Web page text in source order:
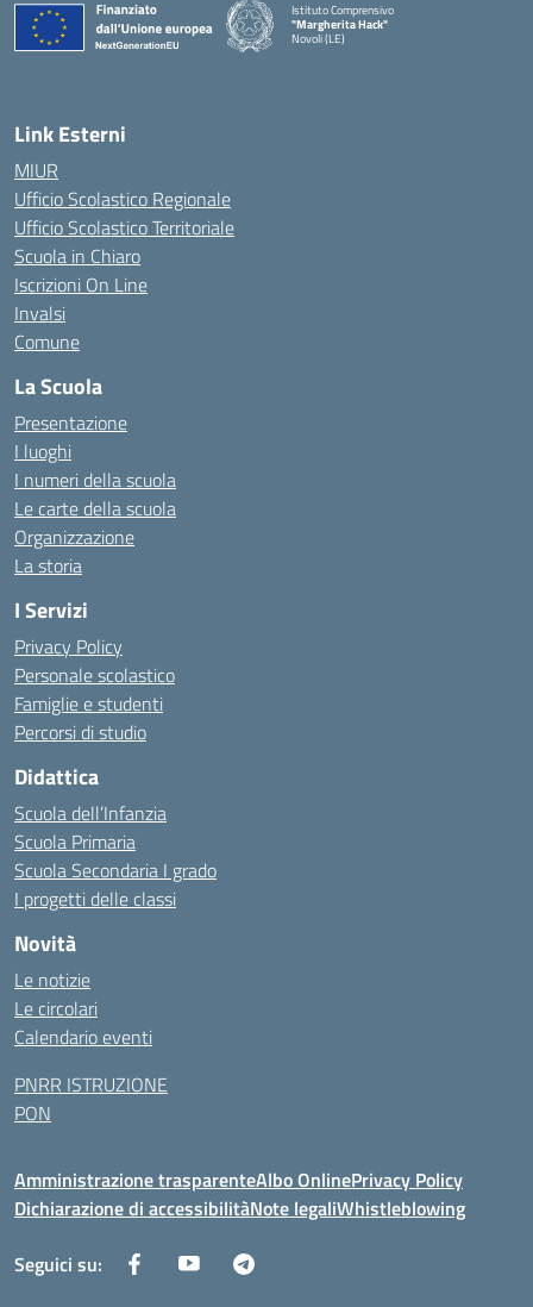
Istituto Comprensivo
"Margherita Hack"
Novoli (LE)
Link Esterni
MIUR
Ufficio Scolastico Regionale
Ufficio Scolastico Territoriale
Scuola in Chiaro
Iscrizioni On Line
Invalsi
Comune
La Scuola
Presentazione
I luoghi
I numeri della scuola
Le carte della scuola
Organizzazione
La storia
I Servizi
Privacy Policy
Personale scolastico
Famiglie e studenti
Percorsi di studio
Didattica
Scuola dell’Infanzia
Scuola Primaria
Scuola Secondaria I grado
I progetti delle classi
Novità
Le notizie
Le circolari
Calendario eventi
PNRR ISTRUZIONE
PON
Amministrazione trasparenteAlbo OnlinePrivacy Policy
Dichiarazione di accessibilitàNote legaliWhistleblowing
Seguici su: